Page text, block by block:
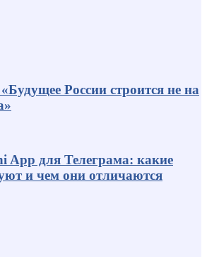
России строится не на
App для Телеграма: какие
и чем они отличаются